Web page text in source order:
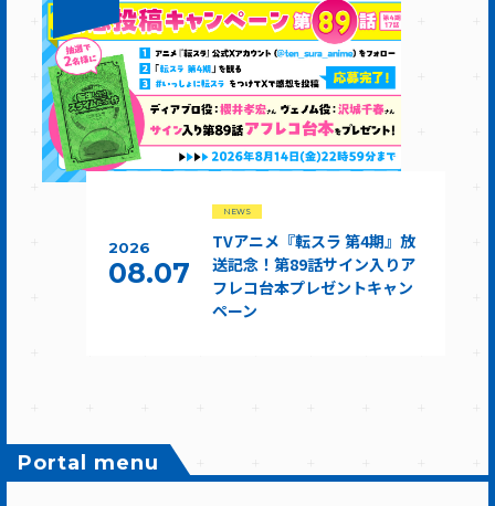
2026
08.07
NEWS
TVアニメ『転スラ 第4期』放
送記念！第89話サイン入りア
フレコ台本プレゼントキャン
ペーン
Portal menu